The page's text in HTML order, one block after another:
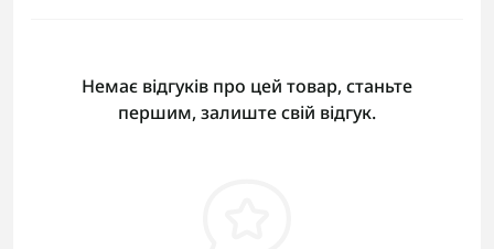
Немає відгуків про цей товар, станьте
першим, залиште свій відгук.